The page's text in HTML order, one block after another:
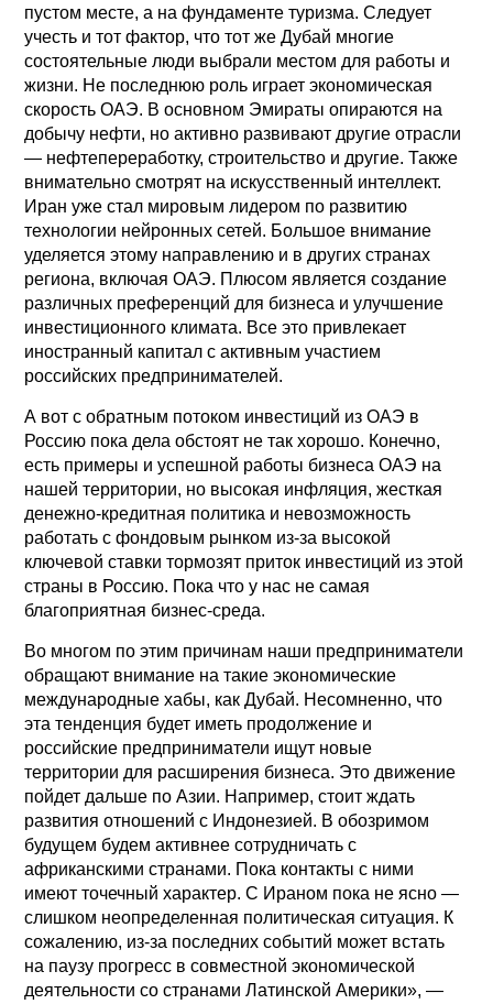
пустом месте, а на фундаменте туризма. Следует
учесть и тот фактор, что тот же Дубай многие
состоятельные люди выбрали местом для работы и
жизни. Не последнюю роль играет экономическая
скорость ОАЭ. В основном Эмираты опираются на
добычу нефти, но активно развивают другие отрасли
— нефтепереработку, строительство и другие. Также
внимательно смотрят на искусственный интеллект.
Иран уже стал мировым лидером по развитию
технологии нейронных сетей. Большое внимание
уделяется этому направлению и в других странах
региона, включая ОАЭ. Плюсом является создание
различных преференций для бизнеса и улучшение
инвестиционного климата. Все это привлекает
иностранный капитал с активным участием
российских предпринимателей.
А вот с обратным потоком инвестиций из ОАЭ в
Россию пока дела обстоят не так хорошо. Конечно,
есть примеры и успешной работы бизнеса ОАЭ на
нашей территории, но высокая инфляция, жесткая
денежно-кредитная политика и невозможность
работать с фондовым рынком из-за высокой
ключевой ставки тормозят приток инвестиций из этой
страны в Россию. Пока что у нас не самая
благоприятная бизнес-среда.
Во многом по этим причинам наши предприниматели
обращают внимание на такие экономические
международные хабы, как Дубай. Несомненно, что
эта тенденция будет иметь продолжение и
российские предприниматели ищут новые
территории для расширения бизнеса. Это движение
пойдет дальше по Азии. Например, стоит ждать
развития отношений с Индонезией. В обозримом
будущем будем активнее сотрудничать с
африканскими странами. Пока контакты с ними
имеют точечный характер. С Ираном пока не ясно —
слишком неопределенная политическая ситуация. К
сожалению, из-за последних событий может встать
на паузу прогресс в совместной экономической
деятельности со странами Латинской Америки», —